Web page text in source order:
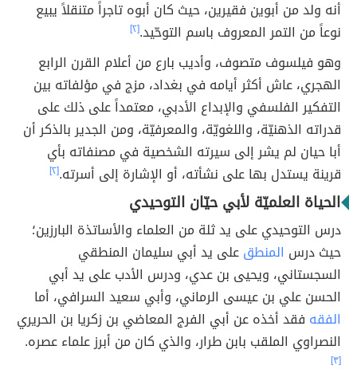
أنه ولد من أبوين فقيرين، حيث كان أبوه تاجراً متنقلاً يبيع
نوعاً من التمر المعروف باسم التوحّيد.[٢]
وهو فيلسوف متصوف، وأديب بارع من أعلام القرن الرابع
الهجري، عاش أكثر أيامه في بغداد، مزج في مؤلفاته بين
التفكير الفلسفي والإبداع الأدبي، معتمداً على ذلك على
قدراته الذهنيّة، واللغويّة، والمعرفيّة، ومن الجدير بالذكر أن
أبا حيان لم يشر إلى سيرته الشخصية في مصنفاته بأي
قرينة يستدل بها على نشأته، أو الإشارة إلى أسرته.[٢]
الحياة العلميّة لأبي حيّان التوحيدي
درس التوحيدي على يد ثلة من العلماء والأساتذة البارزين؛
حيث درس المنطقعلى يد أبي سليمان المنطقي
السجستاني، ويحيى بن عدي، ودرس الأدب على يد أبي
الحسن علي بن عيسى الرماني، وأبي سعيد السرافي، أما
الفقه فقد أخذه عن أبي الفرج المعاضي بن زكريا بن الحريري
النصراوي الملقب بابن طرار، والذي كان من أبرز علماء عصره.
[٣]